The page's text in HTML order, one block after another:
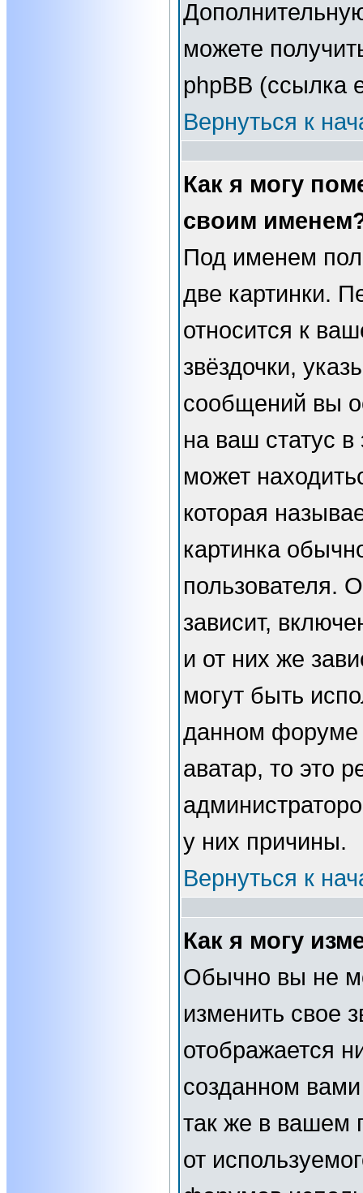
можете
phpBB (ссылка
Вернуться к
Как я могу
своим
Под именем
две картинки.
относится к
звёздочки,
сообщений вы
на ваш статус
может
которая
картинка
пользователя.
зависит,
и от них же
могут быть
данном форуме
аватар, то это
у них причины.
Вернуться к
Как я могу
Обычно вы не
изменить свое
отображается
созданном
так же в вашем
от